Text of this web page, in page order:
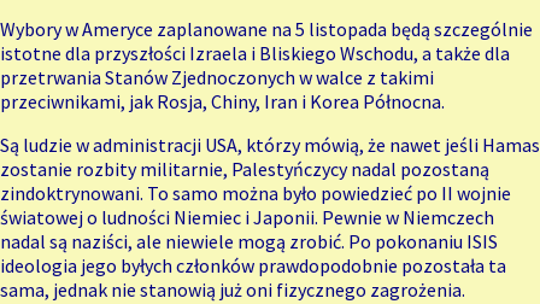
Wybory w Ameryce zaplanowane na 5 listopada będą szczególnie
istotne dla przyszłości Izraela i Bliskiego Wschodu, a także dla
przetrwania Stanów Zjednoczonych w walce z takimi
przeciwnikami, jak Rosja, Chiny, Iran i Korea Północna.
Są ludzie w administracji USA, którzy mówią, że nawet jeśli Hamas
zostanie rozbity militarnie, Palestyńczycy nadal pozostaną
zindoktrynowani. To samo można było powiedzieć po II wojnie
światowej o ludności Niemiec i Japonii. Pewnie w Niemczech
nadal są naziści, ale niewiele mogą zrobić. Po pokonaniu ISIS
ideologia jego byłych członków prawdopodobnie pozostała ta
sama, jednak nie stanowią już oni fizycznego zagrożenia.